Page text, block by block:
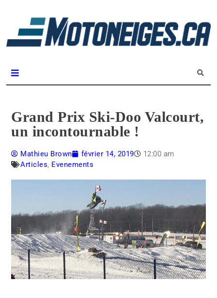
Grand Prix Ski-Doo Valcourt,
un incontournable !
Mathieu Brown février 14, 2019
12:00 am
Articles, Evenements